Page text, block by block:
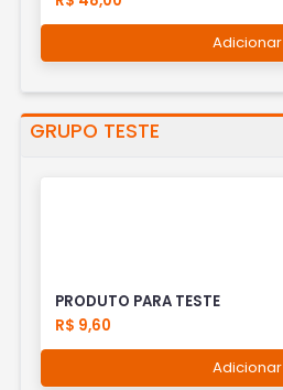
Adicionar
GRUPO TESTE
PRODUTO PARA TESTE
R$ 9,60
Adicionar